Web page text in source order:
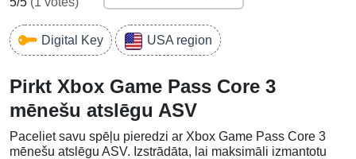
Digital Key USA region
Pirkt Xbox Game Pass Core 3
mēnešu atslēgu ASV
Paceliet savu spēļu pieredzi ar Xbox Game Pass Core 3
mēnešu atslēgu ASV. Izstrādāta, lai maksimāli izmantotu